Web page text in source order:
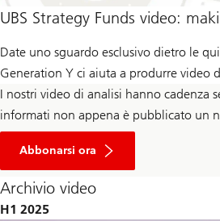
UBS Strategy Funds video:
Date uno sguardo esclusivo dietro le
Generation Y ci aiuta a produrre video
I nostri video di analisi hanno cadenza
informati non appena è pubblicato un
Abbonarsi ora
Archivio video
H1 2025